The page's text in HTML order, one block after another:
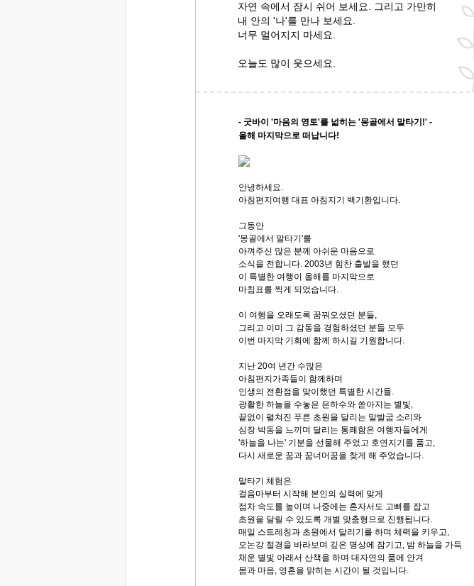
자연 속에서 잠시 쉬어 보세요. 그리고 가만히
내 안의 '나'를 만나 보세요.
너무 멀어지지 마세요.
오늘도 많이 웃으세요.
- 굿바이 '마음의 영토'를 넓히는 '몽골에서 말타기!' -
올해 마지막으로 떠납니다!
안녕하세요.
아침편지여행 대표 아침지기 백기환입니다.
그동안
'몽골에서 말타기'를
아껴주신 많은 분께 아쉬운 마음으로
소식을 전합니다. 2003년 힘찬 출발을 했던
이 특별한 여행이 올해를 마지막으로
마침표를 찍게 되었습니다.
이 여행을 오래도록 꿈꿔오셨던 분들,
그리고 이미 그 감동을 경험하셨던 분들 모두
이번 마지막 기회에 함께 하시길 기원합니다.
지난 20여 년간 수많은
아침편지가족들이 함께하며
인생의 전환점을 맞이했던 특별한 시간들.
광활한 하늘을 수놓은 은하수와 쏟아지는 별빛,
끝없이 펼쳐진 푸른 초원을 달리는 말발굽 소리와
심장 박동을 느끼며 달리는 통쾌함은 여행자들에게
'하늘을 나는' 기분을 선물해 주었고 호연지기를 품고,
다시 새로운 꿈과 꿈너머꿈을 찾게 해 주었습니다.
말타기 체험은
걸음마부터 시작해 본인의 실력에 맞게
점차 속도를 높이며 나중에는 혼자서도 고삐를 잡고
초원을 달릴 수 있도록 개별 맞춤형으로 진행됩니다.
매일 스트레칭과 초원에서 달리기를 하며 체력을 키우고,
오논강 절경을 바라보며 깊은 명상에 잠기고, 밤 하늘을 가득
채운 별빛 아래서 산책을 하며 대자연의 품에 안겨
몸과 마음, 영혼을 맑히는 시간이 될 것입니다.